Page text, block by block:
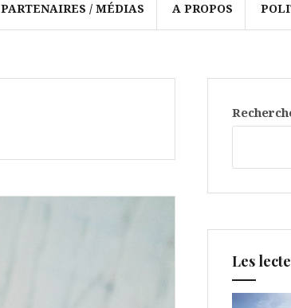
PARTENAIRES / MÉDIAS A PROPOS
Les